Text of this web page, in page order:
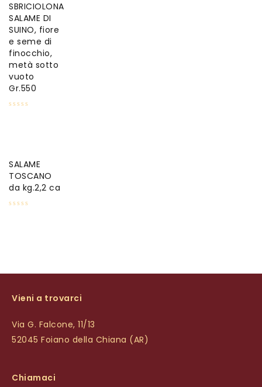
SBRICIOLONA
SALAME DI
SUINO, fiore
e seme di
finocchio,
metà sotto
vuoto
Gr.550
SALAME
TOSCANO
da kg.2,2 ca
Vieni a trovarci
Via G. Falcone, 11/13
52045 Foiano della Chiana (AR)
Chiamaci